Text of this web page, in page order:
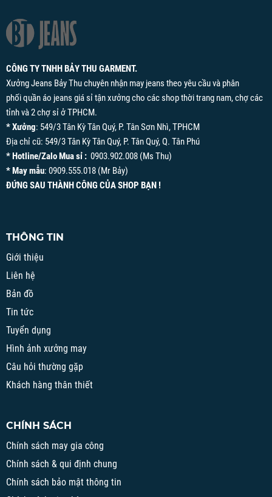
CÔNG TY TNHH BẢY THU GARMENT.
Xưởng Jeans Bảy Thu chuyên nhận may jeans theo yêu cầu và phân
phối quần áo jeans giá sỉ tận xưởng cho các shop thời trang nam, chợ các
tỉnh và 2 chợ sỉ ở TPHCM.
* Xưởng: 549/3 Tân Kỳ Tân Quý, P. Tân Sơn Nhì, TPHCM
Địa chỉ cũ: 549/3 Tân Kỳ Tân Quý, P. Tân Quý, Q. Tân Phú
* Hotline/Zalo Mua sỉ : 0903.902.008 (Ms Thu)
* May mẫu: 0909.555.018 (Mr Bảy)
ĐỨNG SAU THÀNH CÔNG CỦA SHOP BẠN !
THÔNG TIN
Giới thiệu
Liên hệ
Bản đồ
Tin tức
Tuyển dụng
Hình ảnh xưởng may
Câu hỏi thường gặp
Khách hàng thân thiết
CHÍNH SÁCH
Chính sách may gia công
Chính sách & qui định chung
Chính sách bảo mật thông tin